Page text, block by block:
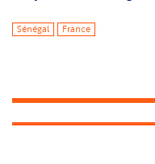
Sénégal France